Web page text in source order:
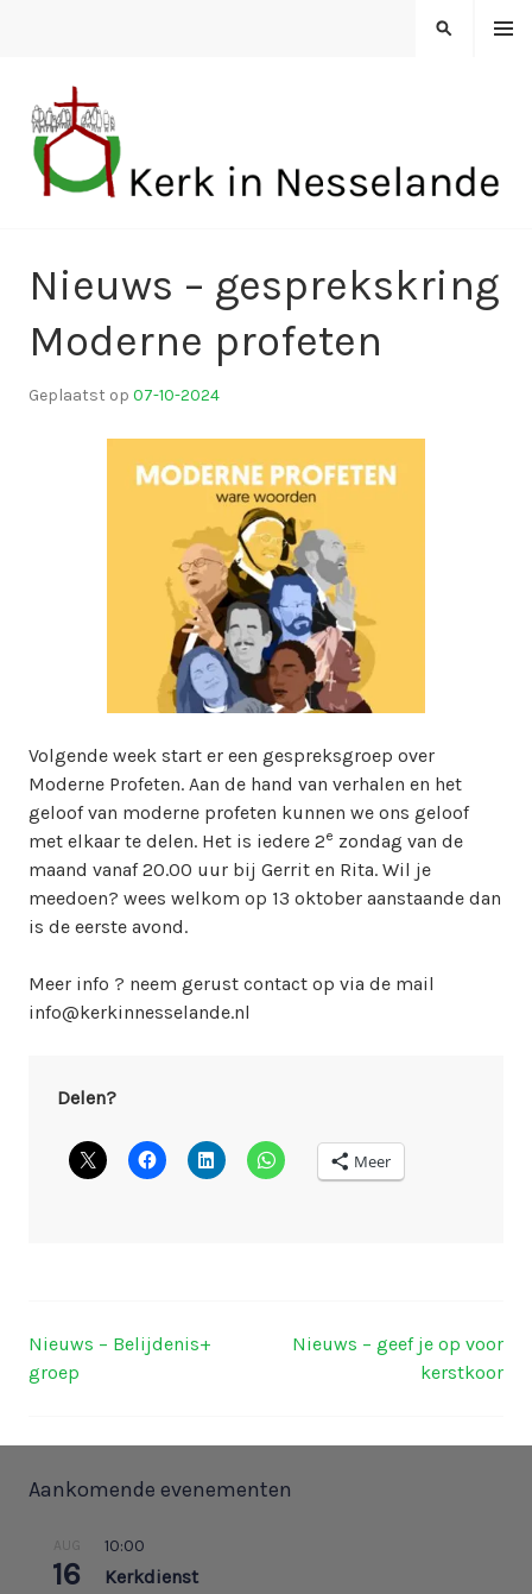
MENU
ZOEKEN
Nieuws – gesprekskring
Moderne profeten
Geplaatst op 07-10-2024
r
k
n
w
e
b
m
a
e
r
Volgende week start er een gespreksgroep over
Moderne Profeten. Aan de hand van verhalen en het
geloof van moderne profeten kunnen we ons geloof
met elkaar te delen. Het is iedere 2e zondag van de
maand vanaf 20.00 uur bij Gerrit en Rita. Wil je
meedoen? wees welkom op 13 oktober aanstaande dan
is de eerste avond.
Meer info ? neem gerust contact op via de mail
info@kerkinnesselande.nl
Delen?
Meer
Berichtnavigatie
Nieuws – Belijdenis+
groep
Nieuws – geef je op voor
kerstkoor
Aankomende evenementen
AUG
16
10:00
Kerkdienst